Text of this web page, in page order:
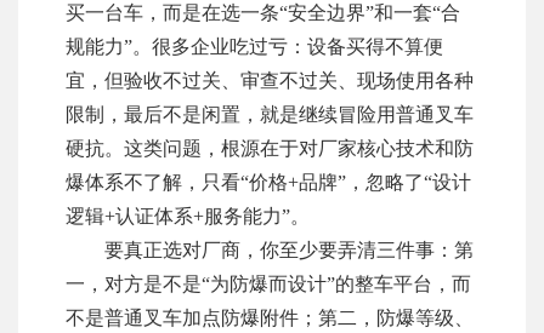
买一台车，而是在选一条“安全边界”和一套“合
规能力”。很多企业吃过亏：设备买得不算便
宜，但验收不过关、审查不过关、现场使用各种
限制，最后不是闲置，就是继续冒险用普通叉车
硬抗。这类问题，根源在于对厂家核心技术和防
爆体系不了解，只看“价格+品牌”，忽略了“设计
逻辑+认证体系+服务能力”。
要真正选对厂商，你至少要弄清三件事：第
一，对方是不是“为防爆而设计”的整车平台，而
不是普通叉车加点防爆附件；第二，防爆等级、